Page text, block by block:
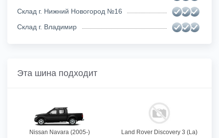
Склад г. Нижний Новогород №16
Склад г. Владимир
Эта шина подходит
Nissan Navara (2005-)
Land Rover Discovery 3 (La)